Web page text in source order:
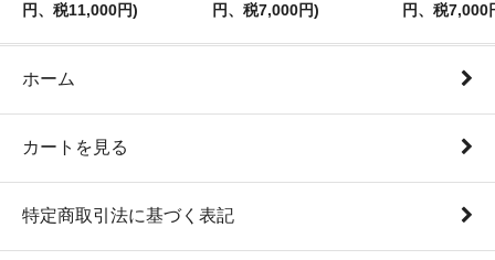
円、税11,000円)
円、税7,000円)
円、税7,000
ホーム
カートを見る
特定商取引法に基づく表記